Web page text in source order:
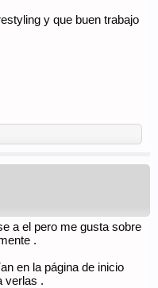
y que buen trabajo
a el pero me gusta sobre
.
en la página de inicio
verlas .